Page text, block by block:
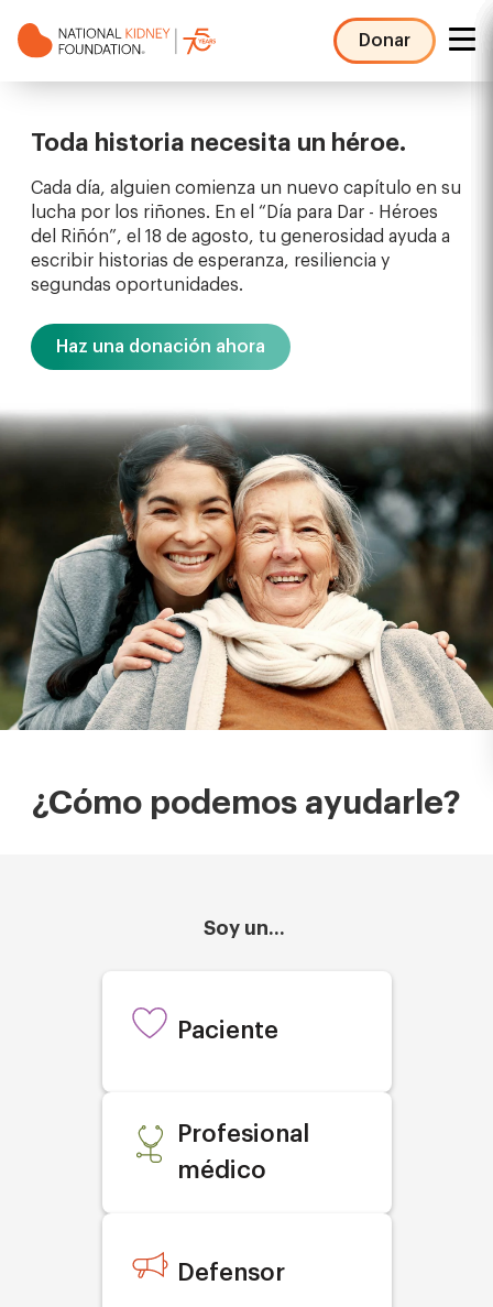
Donar
NKF
Menu
Toda historia necesita un héroe.
Cada día, alguien comienza un nuevo capítulo en su
lucha por los riñones. En el “Día para Dar - Héroes
del Riñón”, el 18 de agosto, tu generosidad ayuda a
escribir historias de esperanza, resiliencia y
segundas oportunidades.
Haz una donación ahora
¿Cómo podemos ayudarle?
Soy un...
Paciente
Profesional
médico
Defensor